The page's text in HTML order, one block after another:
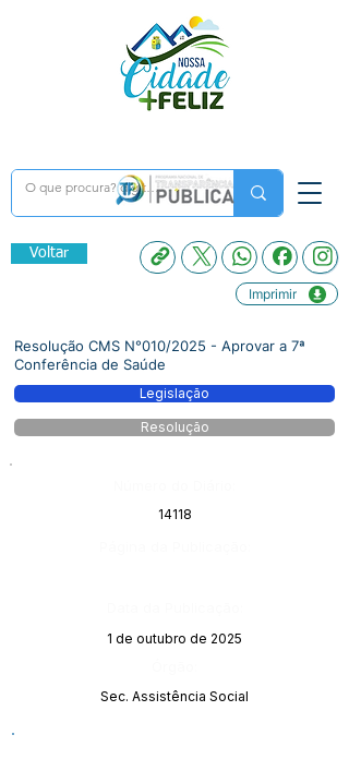
Voltar
Imprimir
Resolução CMS N°010/2025 - Aprovar a 7ª
Conferência de Saúde
Legislação
Resolução
14118
1 de outubro de 2025
Sec. Assistência Social